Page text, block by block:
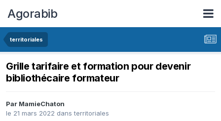
Agorabib
territoriales
Grille tarifaire et formation pour devenir
bibliothécaire formateur
Par MamieChaton
le 21 mars 2022 dansterritoriales